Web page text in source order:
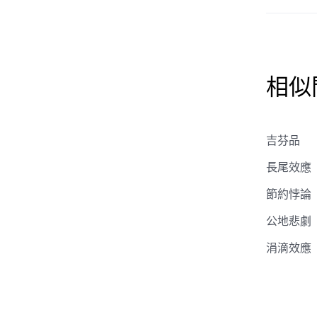
相
吉芬品
長尾效應
節約悖論
公地悲劇
涓滴效應